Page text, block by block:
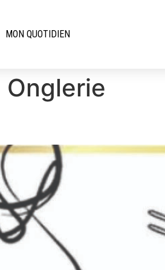
MON QUOTIDIEN
Onglerie